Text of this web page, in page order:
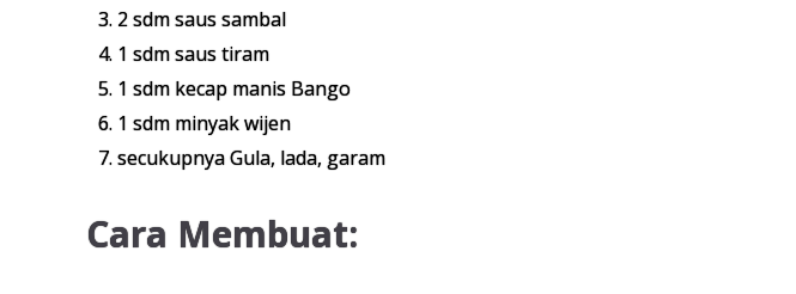
2 sdm saus sambal
1 sdm saus tiram
1 sdm kecap manis Bango
1 sdm minyak wijen
secukupnya Gula, lada, garam
Cara Membuat: